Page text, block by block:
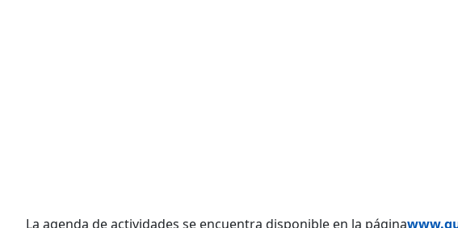
La agenda de actividades se encuentra disponible en la página